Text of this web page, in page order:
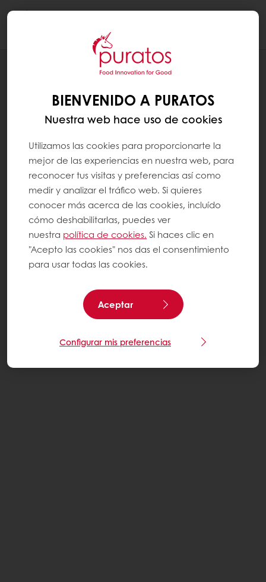
BIENVENIDO A PURATOS
Nuestra web hace uso de cookies
Utilizamos las cookies para proporcionarte la
mejor de las experiencias en nuestra web, para
reconocer tus visitas y preferencias así como
medir y analizar el tráfico web. Si quieres
conocer más acerca de las cookies, incluído
cómo deshabilitarlas, puedes ver
nuestra política de cookies. Si haces clic en
"Acepto las cookies" nos das el consentimiento
para usar todas las cookies.
Aceptar
Configurar mis preferencias